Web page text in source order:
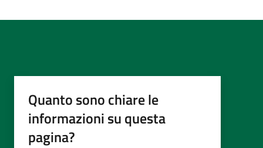
Quanto sono chiare le
informazioni su questa
pagina?